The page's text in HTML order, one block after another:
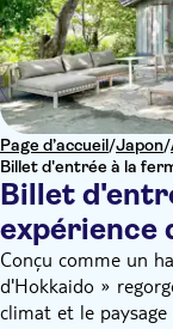
Page d’accueil/Japon/
Billet d'entrée à la
Billet
expérience
Conçu comme un
d'Hokkaido »
climat et le